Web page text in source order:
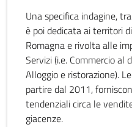
Una specifica indagine,
è poi dedicata ai territori
Romagna e rivolta alle
Servizi (i.e. Commercio al
Alloggio e ristorazione).
partire dal 2011,
tendenziali circa le
giacenze.